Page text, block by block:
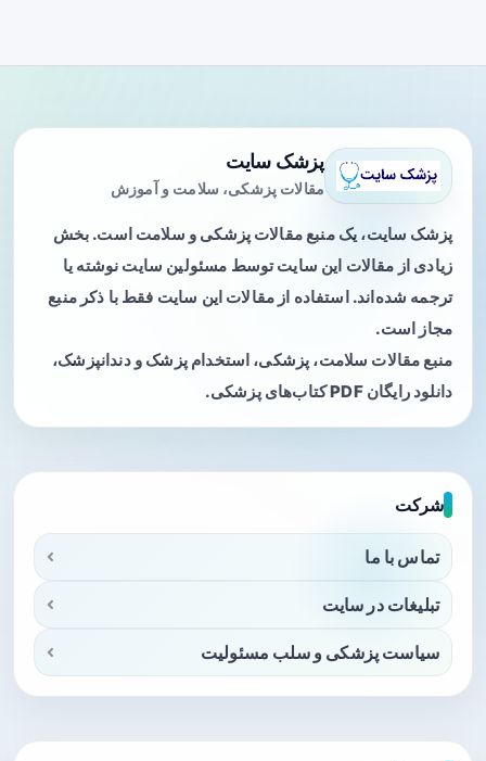
پزشک سایت
مقالات پزشکی، سلامت و آموزش
پزشک سایت، یک منبع مقالات پزشکی و سلامت است. بخش
زیادی از مقالات این سایت توسط مسئولین سایت نوشته یا
ترجمه شده‌اند. استفاده از مقالات این سایت فقط با ذکر منبع
مجاز است.
منبع مقالات سلامت، پزشکی، استخدام پزشک و دندانپزشک،
دانلود رایگان PDF کتاب‌های پزشکی.
شرکت
تماس با ما
تبلیغات در سایت
سیاست پزشکی و سلب مسئولیت